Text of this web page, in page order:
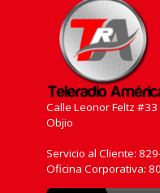
Calle Leonor Feltz
Objio
Servicio al Cliente:
Oficina Corporativa: